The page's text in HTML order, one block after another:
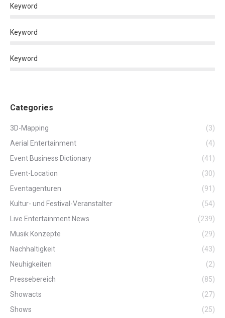
Keyword
Keyword
Keyword
Categories
3D-Mapping
(3)
Aerial Entertainment
(4)
Event Business Dictionary
(41)
Event-Location
(30)
Eventagenturen
(91)
Kultur- und Festival-Veranstalter
(54)
Live Entertainment News
(239)
Musik Konzepte
(29)
Nachhaltigkeit
(43)
Neuhigkeiten
(2)
Pressebereich
(85)
Showacts
(27)
Shows
(25)